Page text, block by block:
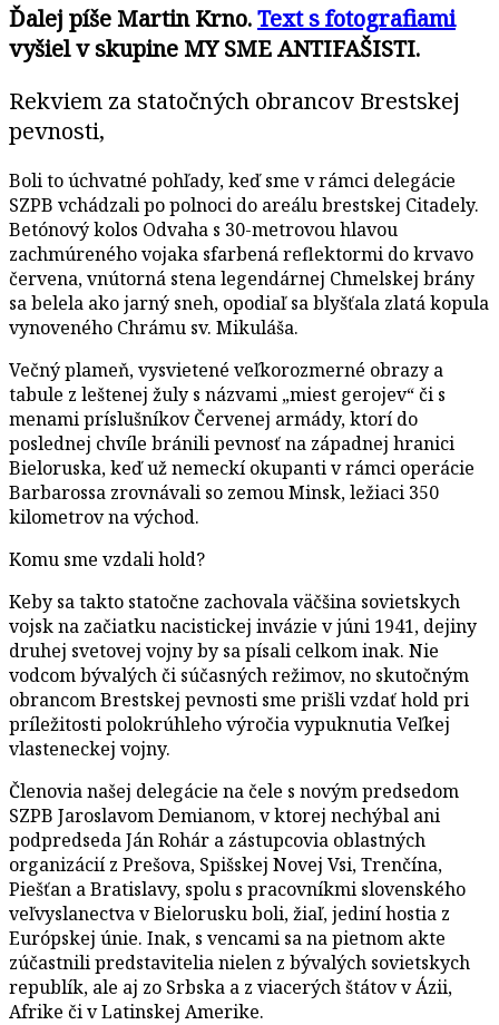
Ďalej píše Martin Krno.Text s fotografiami
vyšiel v skupine MY SME ANTIFAŠISTI.
Rekviem za statočných obrancov Brestskej
pevnosti,
Boli to úchvatné pohľady, keď sme v rámci delegácie
SZPB vchádzali po polnoci do areálu brestskej Citadely.
Betónový kolos Odvaha s 30-metrovou hlavou
zachmúreného vojaka sfarbená reflektormi do krvavo
červena, vnútorná stena legendárnej Chmelskej brány
sa belela ako jarný sneh, opodiaľ sa blyšťala zlatá kopula
vynoveného Chrámu sv. Mikuláša.
Večný plameň, vysvietené veľkorozmerné obrazy a
tabule z leštenej žuly s názvami „miest gerojev“ či s
menami príslušníkov Červenej armády, ktorí do
poslednej chvíle bránili pevnosť na západnej hranici
Bieloruska, keď už nemeckí okupanti v rámci operácie
Barbarossa zrovnávali so zemou Minsk, ležiaci 350
kilometrov na východ.
Komu sme vzdali hold?
Keby sa takto statočne zachovala väčšina sovietskych
vojsk na začiatku nacistickej invázie v júni 1941, dejiny
druhej svetovej vojny by sa písali celkom inak. Nie
vodcom bývalých či súčasných režimov, no skutočným
obrancom Brestskej pevnosti sme prišli vzdať hold pri
príležitosti polokrúhleho výročia vypuknutia Veľkej
vlasteneckej vojny.
Členovia našej delegácie na čele s novým predsedom
SZPB Jaroslavom Demianom, v ktorej nechýbal ani
podpredseda Ján Rohár a zástupcovia oblastných
organizácií z Prešova, Spišskej Novej Vsi, Trenčína,
Piešťan a Bratislavy, spolu s pracovníkmi slovenského
veľvyslanectva v Bielorusku boli, žiaľ, jediní hostia z
Európskej únie. Inak, s vencami sa na pietnom akte
zúčastnili predstavitelia nielen z bývalých sovietskych
republík, ale aj zo Srbska a z viacerých štátov v Ázii,
Afrike či v Latinskej Amerike.